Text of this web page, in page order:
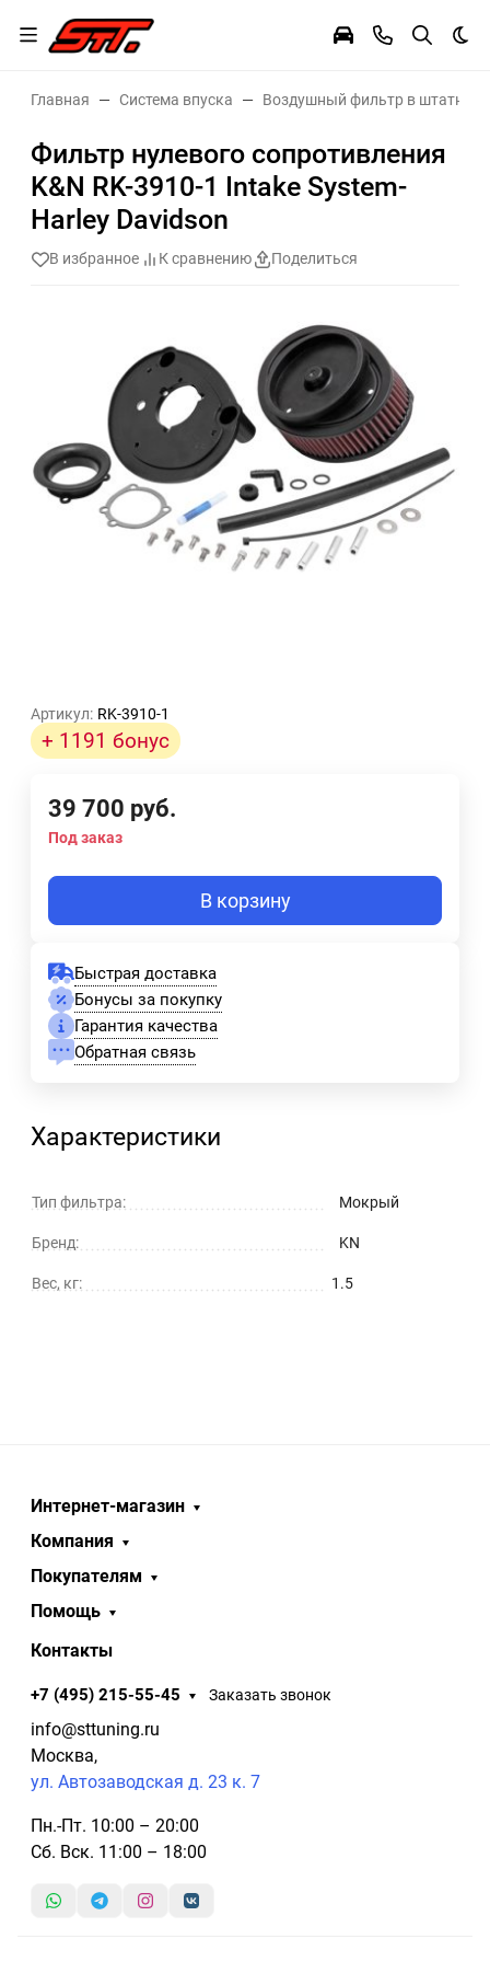
Главная Система впуска Воздушный фильтр в штатное
Фильтр нулевого сопротивления
K&N RK-3910-1 Intake System-
Harley Davidson
В избранное К сравнению Поделиться
Артикул: RK-3910-1
+ 1191 бонус
39 700 руб.
Под заказ
В корзину
Быстрая доставка
Бонусы за покупку
Гарантия качества
Обратная связь
Характеристики
Тип фильтра: Мокрый
Бренд: KN
Вес, кг: 1.5
Интернет-магазин
Компания
Покупателям
Помощь
Контакты
+7 (495) 215-55-45 Заказать звонок
info@sttuning.ru
Москва,
ул. Автозаводская д. 23 к. 7
Пн.-Пт. 10:00 – 20:00
Сб. Вск. 11:00 – 18:00